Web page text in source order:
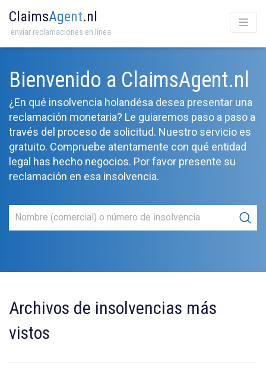
ClaimsAgent.nl
enviar reclamaciones en línea
Bienvenido a ClaimsAgent.nl
¿En qué insolvencia holandésa desea presentar una
reclamación monetaria? Le guiaremos paso a paso a
través del proceso de solicitud. Nuestro servicio es
gratuito. Compruebe atentamente con qué entidad
legal has hecho negocios. Por favor presente su
reclamación en esa insolvencia.
Archivos de insolvencias más
vistos